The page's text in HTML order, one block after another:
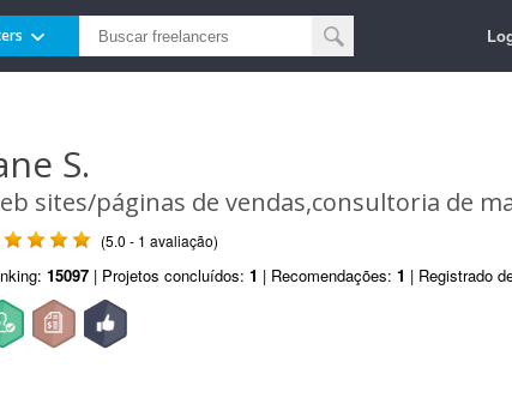
S.
sites/páginas de vendas,consultoria de
(5.0 - 1 avaliação)
15097 | Projetos concluídos: 1 | Recomendações: 1 | Registrado